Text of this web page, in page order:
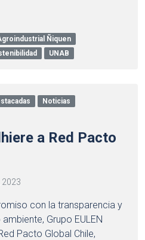
Ñiquen
UNAB
Noticias
a Red Pacto
2023
con la transparencia y
Grupo EULEN
Pacto Global Chile,